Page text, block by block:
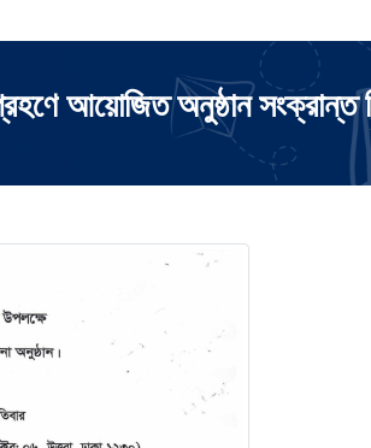
আয়োজিত অনুষ্ঠান সংক্রান্ত